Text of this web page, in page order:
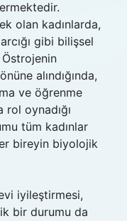
olan kadınlarda,
gibi bilişsel
alındığında,
ve öğrenme
oynadığı
tüm kadınlar
bireyin biyolojik
iyileştirmesi,
bir durumu da